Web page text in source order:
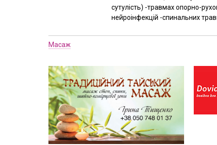
сутулiсть) -травмах опорно-
нейроiнфекцiй -спинальних
Масаж